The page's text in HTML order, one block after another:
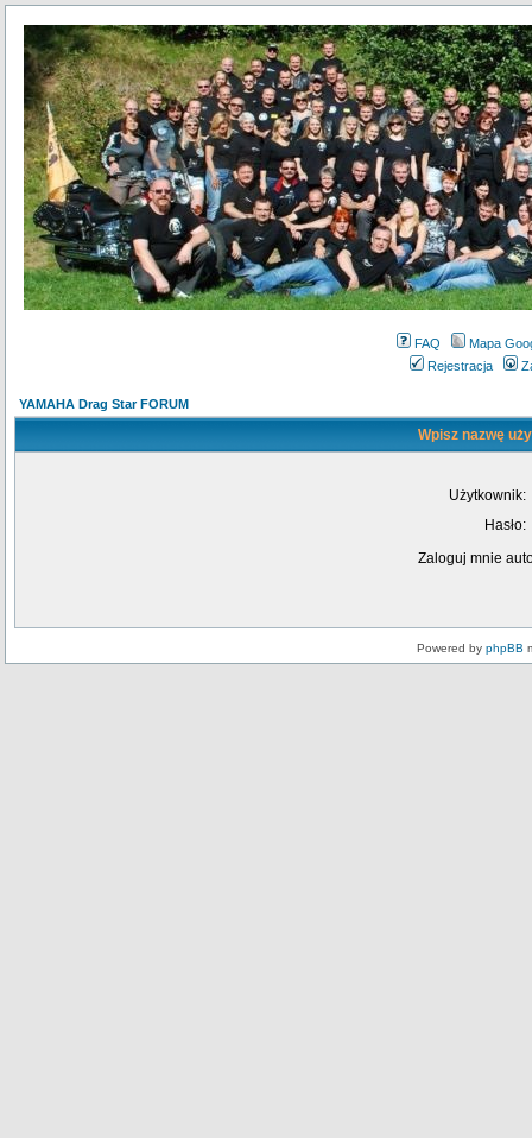
FAQ
Mapa
Rejestracja
YAMAHA Drag Star FORUM
Wpisz nazwę
Użytkownik:
Hasło:
Zaloguj mnie
Powered by phpBB